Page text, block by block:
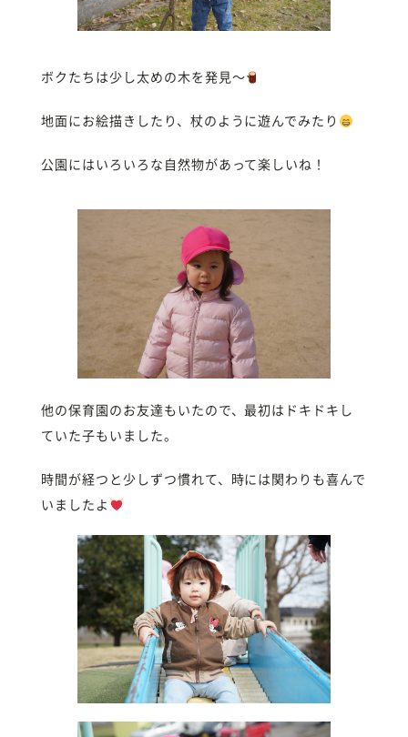
ボクたちは少し太めの木を発見〜
地面にお絵描きしたり、杖のように遊んでみたり
公園にはいろいろな自然物があって楽しいね！
他の保育園のお友達もいたので、最初はドキドキし
ていた子もいました。
時間が経つと少しずつ慣れて、時には関わりも喜んで
いましたよ